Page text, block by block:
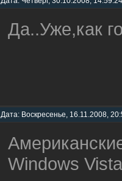
Да..Уже,как
Дата: Воскресенье, 16.11.2008,
Windows Vista